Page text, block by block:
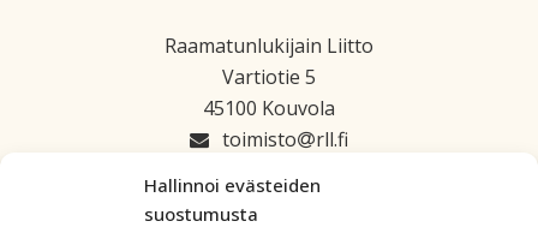
Hallinnoi evästeiden
suostumusta
Raamatunlukijain Liitto
Vartiotie 5
45100 Kouvola
toimisto
rll.fi